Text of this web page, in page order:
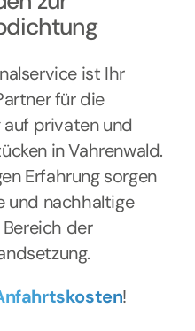
ist Ihr
für die
privaten und
in Vahrenwald.
Erfahrung sorgen
und nachhaltige
der
!